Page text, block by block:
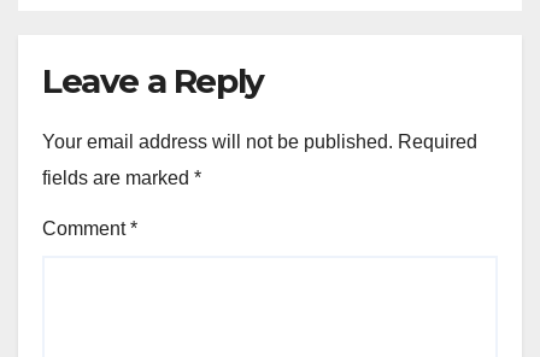
Leave a Reply
Your email address will not be published. Required
fields are marked *
Comment*